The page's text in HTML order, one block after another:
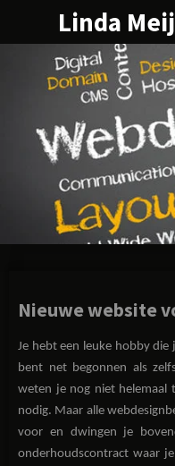
hoofdinhoud
Linda
Nieuwe website
Je hebt een leuke hobby
bent net begonnen als
weten je nog niet helemaal
nodig. Maar alle
voor en dwingen je
onderhoudscontract waar